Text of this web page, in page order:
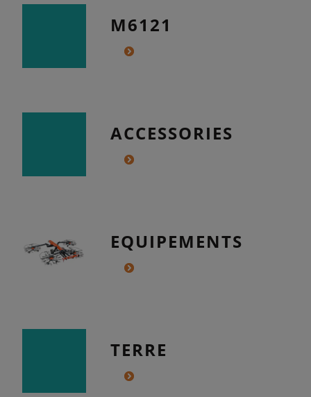
M6121
ACCESSORIES
EQUIPEMENTS
TERRE